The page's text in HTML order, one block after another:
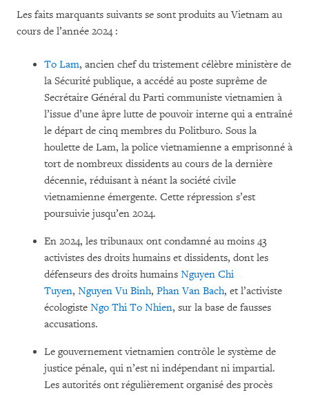
Les faits marquants suivants se sont produits au Vietnam au
cours de l’année 2024 :
To Lam, ancien chef du tristement célèbre ministère de
la Sécurité publique, a accédé au poste suprême de
Secrétaire Général du Parti communiste vietnamien à
l’issue d’une âpre lutte de pouvoir interne qui a entraîné
le départ de cinq membres du Politburo. Sous la
houlette de Lam, la police vietnamienne a emprisonné à
tort de nombreux dissidents au cours de la dernière
décennie, réduisant à néant la société civile
vietnamienne émergente. Cette répression s’est
poursuivie jusqu’en 2024.
En 2024, les tribunaux ont condamné au moins 43
activistes des droits humains et dissidents, dont les
défenseurs des droits humains Nguyen Chi
Tuyen, Nguyen Vu Binh, Phan Van Bach, et l’activiste
écologiste Ngo Thi To Nhien, sur la base de fausses
accusations.
Le gouvernement vietnamien contrôle le système de
justice pénale, qui n’est ni indépendant ni impartial.
Les autorités ont régulièrement organisé des procès